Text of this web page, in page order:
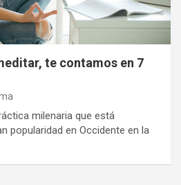
te contamos en 7
milenaria que está
popularidad en Occidente en la